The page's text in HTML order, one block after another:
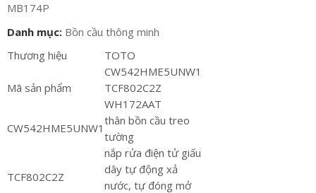
MB174P
Danh mục: Bồn cầu thông minh
Thương hiệu
TOTO
Mã sản phẩm
CW542HME5UNW1
TCF802C2Z
WH172AAT
CW542HME5UNW1
thân bồn cầu treo
tường
TCF802C2Z
nắp rửa điện tử giấu
dây tự động xả
nước, tự đóng mở